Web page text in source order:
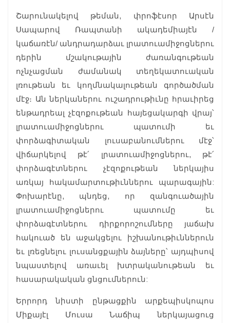
Շարունակելով թեման, փրոֆէսոր Արսէն
Սապարով Ռապտանի ակադեմիայէն /
կաճառէն/ անդրադարձաւ լրատուամիջոցներու
դերին մշակութային ժառանգութեան
ոչնչացման ժամանակ տեղեկատուական
լռութեան եւ կողմնակալութեան գործածման
մէջ։ Ան ներկաներու ուշադրութիւնը հրաւիրեց
ենթադրեալ չէզոքութեան հայեցակարգի վրայ՝
լրատուամիջոցներու պատումի եւ
փորձագիտական ​​լուսաբանումներու մէջ՝
վիճարկելով թէ՛ լրատուամիջոցներու, թէ՛
փորձագէտներու չէզոքութեան ներկայիս
առկայ հակամարտութիւններու պարագային:
Փոխարէնը, պնդեց, որ զանգուածային
լրատուամիջոցներու պատումը եւ
փորձագէտներու դիրքորոշումները յաճախ
հակուած են աջակցելու իշխանութիւններուն
եւ լռեցնելու լուսանցքային ձայները՝ այդպիսով
նպաստելով առաւել խտրականութեան եւ
հասարակական ցնցումներուն:
Երրորդ նիստի ընթացքին արքեպիսկոպոս
Միքայէլ Մուսա Նաճիպ ներկայացուց